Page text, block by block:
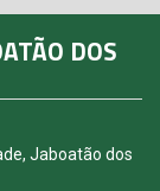
DOS
Jaboatão dos